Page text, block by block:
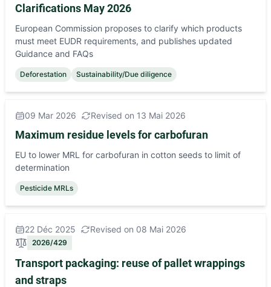
Clarifications May 2026
European Commission proposes to clarify which products
must meet EUDR requirements, and publishes updated
Guidance and FAQs
Deforestation Sustainability/Due diligence
09 Mar 2026 Revised on 13 Mai 2026
Maximum residue levels for carbofuran
EU to lower MRL for carbofuran in cotton seeds to limit of
determination
Pesticide MRLs
22 Déc 2025 Revised on 08 Mai 2026
2026/429
Transport packaging: reuse of pallet wrappings
and straps